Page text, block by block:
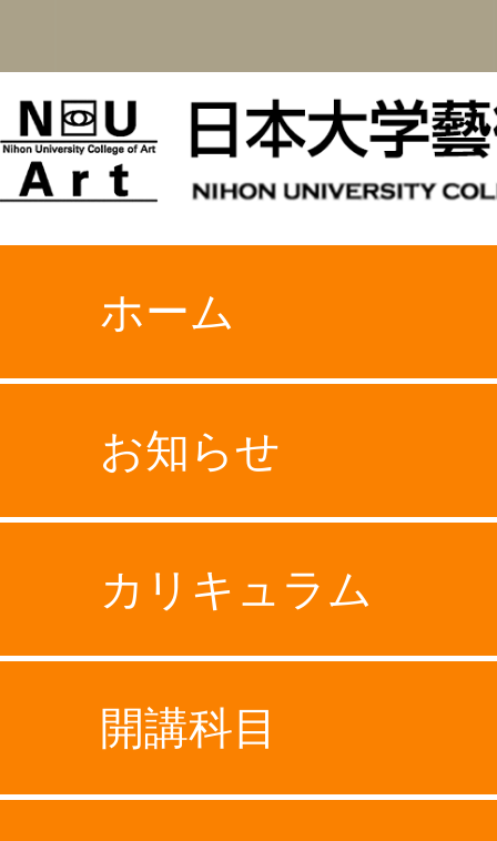
ホーム
お知らせ
カリキュラム
開講科目